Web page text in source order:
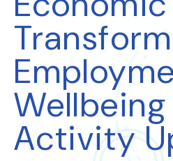
Wellbeing
Activity